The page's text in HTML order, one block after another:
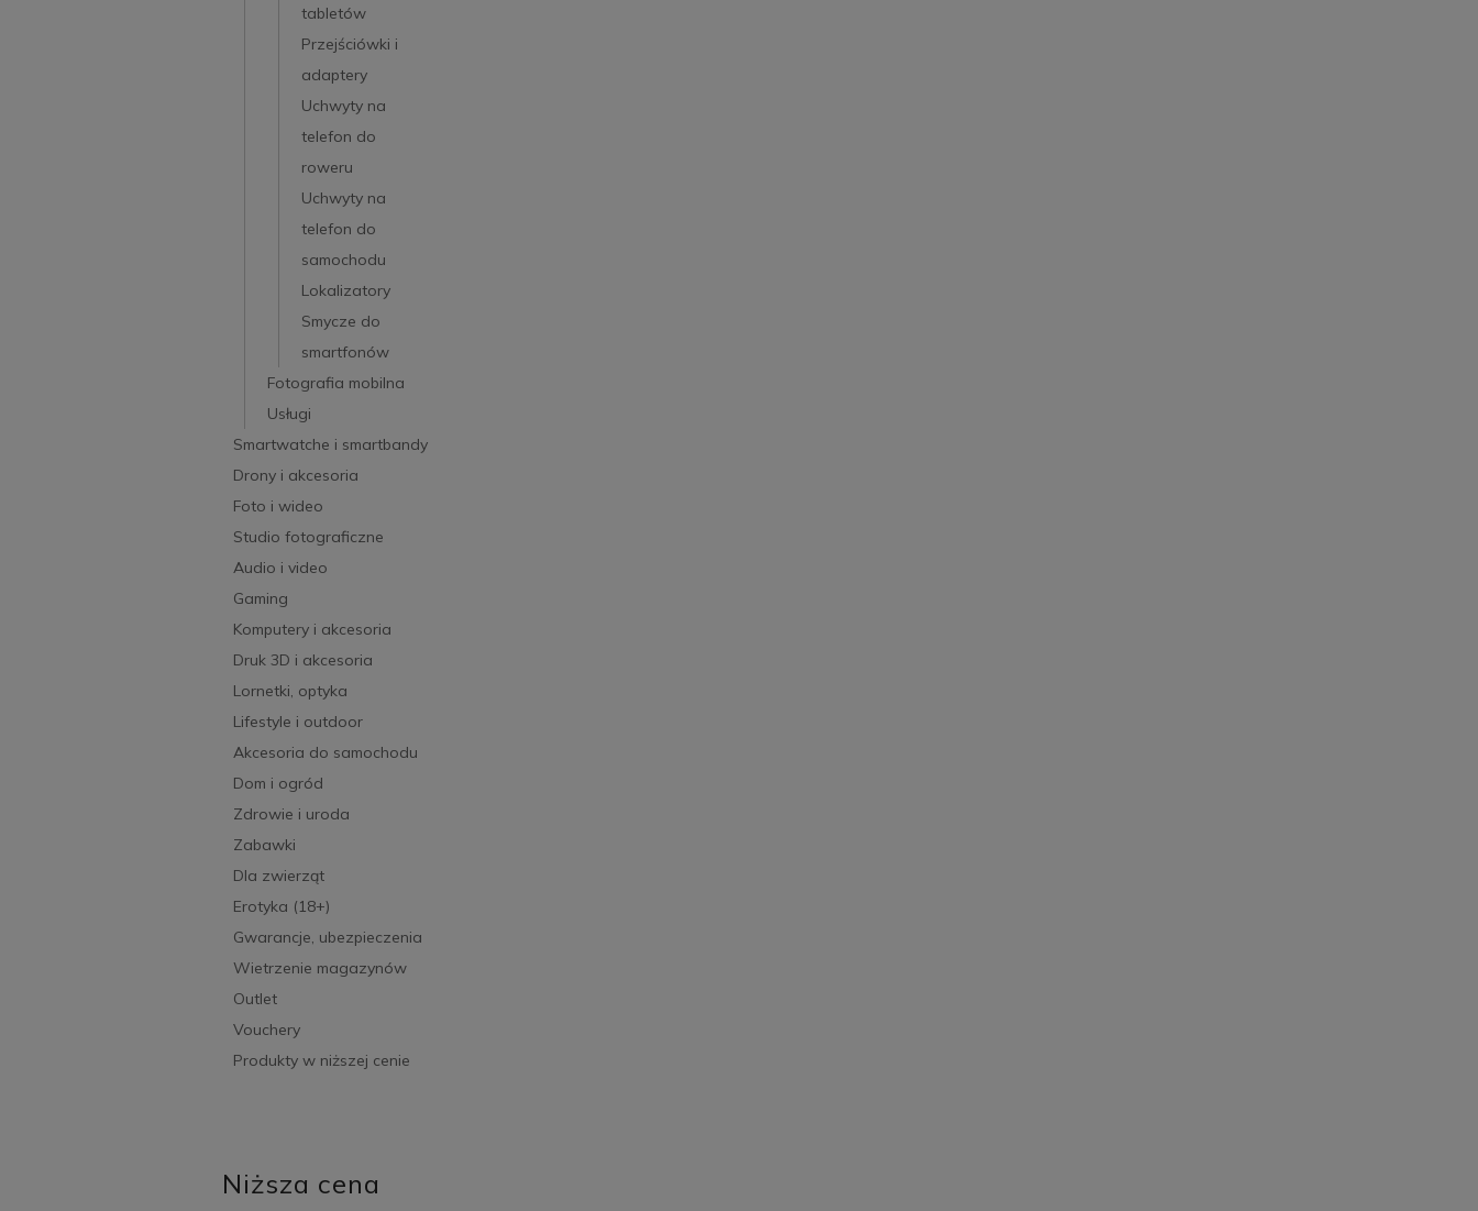
tabletów
Przejściówki i
adaptery
Uchwyty na
telefon do
roweru
Uchwyty na
telefon do
samochodu
Lokalizatory
Smycze do
smartfonów
Fotografia mobilna
Usługi
Smartwatche i smartbandy
Drony i akcesoria
Foto i wideo
Studio fotograficzne
Audio i video
Gaming
Komputery i akcesoria
Druk 3D i akcesoria
Lornetki, optyka
Lifestyle i outdoor
Akcesoria do samochodu
Dom i ogród
Zdrowie i uroda
Zabawki
Dla zwierząt
Erotyka (18+)
Gwarancje, ubezpieczenia
Wietrzenie magazynów
Outlet
Vouchery
Produkty w niższej cenie
Niższa cena